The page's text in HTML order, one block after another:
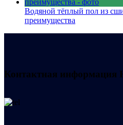
Водяной тёплый пол из
преимущества
Контактная информация